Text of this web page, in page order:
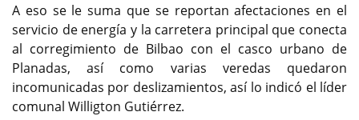
A eso se le suma que se reportan afectaciones en el
servicio de energía y la carretera principal que conecta
al corregimiento de Bilbao con el casco urbano de
Planadas, así como varias veredas quedaron
incomunicadas por deslizamientos, así lo indicó el líder
comunal Willigton Gutiérrez.